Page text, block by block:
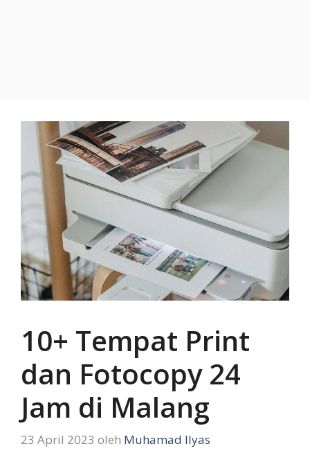
10+ Tempat Print
dan Fotocopy 24
Jam di Malang
23 April 2023 oleh Muhamad Ilyas